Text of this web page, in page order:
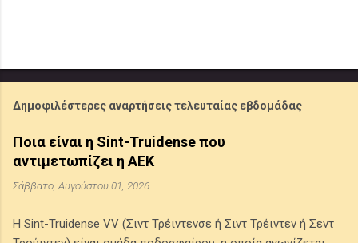
Δημοφιλέστερες αναρτήσεις τελευταίας εβδομάδας
Ποια είναι η Sint-Truidense που
αντιμετωπίζει η ΑΕΚ
Σάββατο, Αυγούστου 01, 2026
Η Sint-Truidense VV (Σιντ Τρέιντενσε ή Σιντ Τρέιντεν ή Σεντ